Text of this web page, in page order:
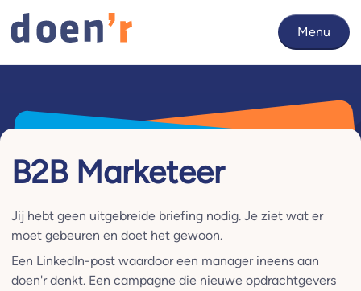
Menu
B2B Marketeer
Jij hebt geen uitgebreide briefing nodig. Je ziet wat er
moet gebeuren en doet het gewoon.
Een LinkedIn-post waardoor een manager ineens aan
doen'r denkt. Een campagne die nieuwe opdrachtgevers